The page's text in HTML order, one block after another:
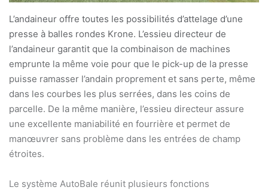
L’andaineur offre toutes les possibilités d’attelage d’une
presse à balles rondes Krone. L’essieu directeur de
l’andaineur garantit que la combinaison de machines
emprunte la même voie pour que le pick-up de la presse
puisse ramasser l’andain proprement et sans perte, même
dans les courbes les plus serrées, dans les coins de
parcelle. De la même manière, l’essieu directeur assure
une excellente maniabilité en fourrière et permet de
manœuvrer sans problème dans les entrées de champ
étroites.
Le système AutoBale réunit plusieurs fonctions